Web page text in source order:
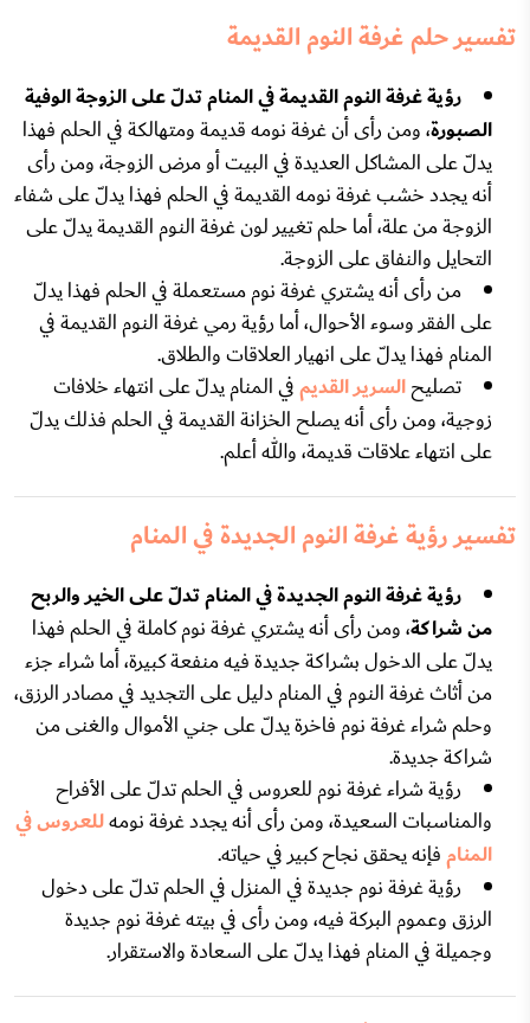
تفسير حلم غرفة النوم القديمة
رؤية غرفة النوم القديمة في المنام تدلّ على الزوجة الوفية
الصبورة، ومن رأى أن غرفة نومه قديمة ومتهالكة في الحلم فهذا
يدلّ على المشاكل العديدة في البيت أو مرض الزوجة، ومن رأى
أنه يجدد خشب غرفة نومه القديمة في الحلم فهذا يدلّ على شفاء
الزوجة من علة، أما حلم تغيير لون غرفة النوم القديمة يدلّ على
التحايل والنفاق على الزوجة.
من رأى أنه يشتري غرفة نوم مستعملة في الحلم فهذا يدلّ
على الفقر وسوء الأحوال، أما رؤية رمي غرفة النوم القديمة في
المنام فهذا يدلّ على انهيار العلاقات والطلاق.
تصليحالسرير القديمفي المنام يدلّ على انتهاء خلافات
زوجية، ومن رأى أنه يصلح الخزانة القديمة في الحلم فذلك يدلّ
على انتهاء علاقات قديمة، والله أعلم.
تفسير رؤية غرفة النوم الجديدة في المنام
رؤية غرفة النوم الجديدة في المنام تدلّ على الخير والربح
من شراكة، ومن رأى أنه يشتري غرفة نوم كاملة في الحلم فهذا
يدلّ على الدخول بشراكة جديدة فيه منفعة كبيرة، أما شراء جزء
من أثاث غرفة النوم في المنام دليل على التجديد في مصادر الرزق،
وحلم شراء غرفة نوم فاخرة يدلّ على جني الأموال والغنى من
شراكة جديدة.
رؤية شراء غرفة نوم للعروس في الحلم تدلّ على الأفراح
والمناسبات السعيدة، ومن رأى أنه يجدد غرفة نومهللعروس في
المنامفإنه يحقق نجاح كبير في حياته.
رؤية غرفة نوم جديدة في المنزل في الحلم تدلّ على دخول
الرزق وعموم البركة فيه، ومن رأى في بيته غرفة نوم جديدة
وجميلة في المنام فهذا يدلّ على السعادة والاستقرار.